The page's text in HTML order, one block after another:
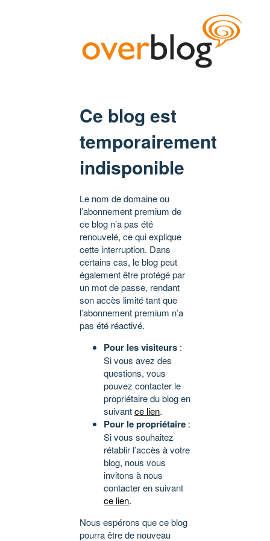
Ce blog est
temporairement
indisponible
Le nom de domaine ou
l’abonnement premium de
ce blog n’a pas été
renouvelé, ce qui explique
cette interruption. Dans
certains cas, le blog peut
également être protégé par
un mot de passe, rendant
son accès limité tant que
l’abonnement premium n’a
pas été réactivé.
Pour les visiteurs :
Si vous avez des
questions, vous
pouvez contacter le
propriétaire du blog en
suivantce lien.
Pour le propriétaire :
Si vous souhaitez
rétablir l’accès à votre
blog, nous vous
invitons à nous
contacter en suivant
ce lien.
Nous espérons que ce blog
pourra être de nouveau